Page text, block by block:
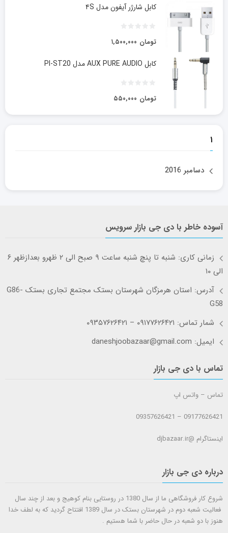
کابل شارژر آیفون مدل ۴S
۱,۵۰۰,۰۰۰ تومان
کابل AUX PURE AUDIO مدل PI-ST20
۵۵۰,۰۰۰ تومان
۱
دسامبر 2016
آسوده خاطر با دی جی بازار سرویس
زمانی کاری: شنبه تا پنچ شنبه ساعت ۹ صبح الی ۲ ظهرو بعدازظهر ۶
الی ۱۰
آدرس: استان هرمزگان شهرستان بستک مجتمع تجاری بستک G86-
G58
شمار تماس: ۰۹۱۷۷۶۲۶۴۲۱ – ۰۹۳۵۷۶۲۶۴۲۱
ایمیل: daneshjoobazaar@gmail.com
تماس با دی جی بازار
تماس – واتس اپ
09177626421 – 09357626421
اینستاگرام @djbazaar.ir
درباره دی جی بازار
شروع کار فروشگاهی ما از سال 1380 در روستایی بنام کوهیج و بعد از چند سال
فعالیت شعبه دوم در شهرستان بستک در سال 1389 افتتاح گردید که به لطف خدا
هنوز با دو شعبه در حال حاضر با شما هستيم .